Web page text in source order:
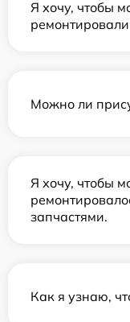
Я хочу, чтобы
Можно ли
Я хочу, чтобы
запчастями.
Как я узнаю,